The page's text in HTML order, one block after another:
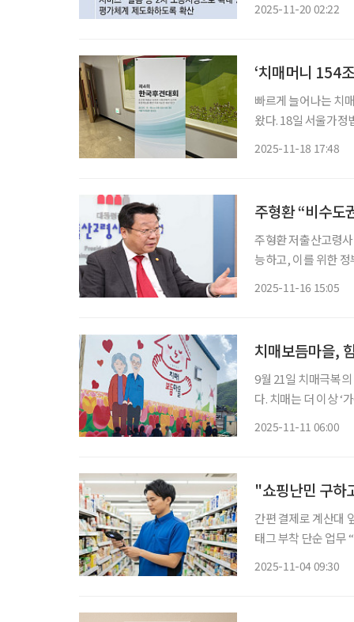
2025-11-20 02:22
‘치매머니 154
빠르게 늘어나는 치
왔다. 18일 서울가정법원에서 열린 ‘제4회 한국후견대회’에서는 치매 고령자의 자산이 빠르
2025-11-18 17:48
주형환 저출산고령
능하고, 이를 위한 정부의 지원이
2025-11-16 15:05
치매보듬마을,
9월 21일 치매극복
다. 치매는 더 이상 ‘가족만의 문제’가 아니다. 지역과 이웃이 함께 보듬을 때, 치매 환자는 일
2025-11-11 06:00
"쇼핑난민 구하
간편 결제로 계산대
태그 부착 단순 업무 “노인 일자리로” 일본의 지방
2025-11-04 09:30